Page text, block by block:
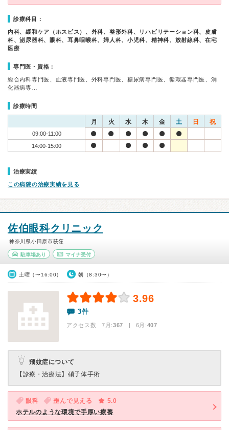
診療科目：
内科、緩和ケア（ホスピス）、外科、整形外科、リハビリテーション科、皮膚
科、泌尿器科、眼科、耳鼻咽喉科、婦人科、小児科、精神科、放射線科、在宅
医療
専門医・資格：
総合内科専門医、血液専門医、外科専門医、糖尿病専門医、循環器専門医、消
化器病専…
診療時間
月 火 水 木 金 土 日 祝
09:00-11:00
14:00-15:00
治療実績
この病院の治療実績を見る
佐伯眼科クリニック
神奈川県小田原市荻窪
駐車場あり マイナ受付
土曜（〜16:00） 朝（8:30〜）
3.96
3件
アクセス数 7月:367 | 6月:407
飛蚊症について
【診療・治療法】 硝子体手術
眼科 歪んで見える
5.0
ホテルのような環境で手厚い療養